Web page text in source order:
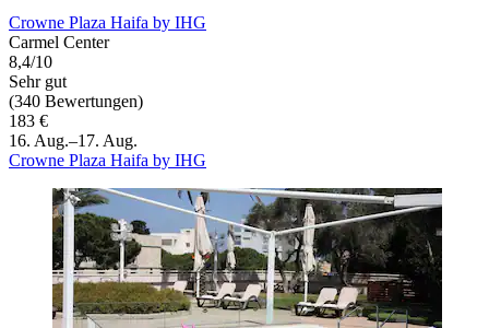
Crowne Plaza Haifa by IHG
Carmel Center
8,4/10
Sehr gut
(340 Bewertungen)
183 €
16. Aug.–17. Aug.
Crowne Plaza Haifa by IHG